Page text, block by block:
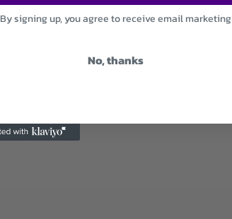
By signing up, you agree to receive email marketing
No, thanks